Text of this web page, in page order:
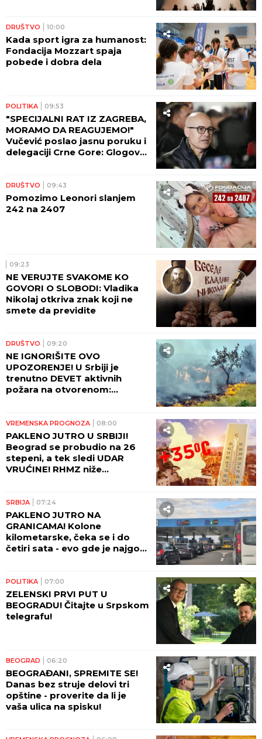
DRUŠTVO 10:00
Kada sport igra za humanost:
Fondacija Mozzart spaja
pobede i dobra dela
POLITIKA 09:53
"SPECIJALNI RAT IZ ZAGREBA,
MORAMO DA REAGUJEMO!"
Vučević poslao jasnu poruku i
delegaciji Crne Gore: Glogov
DRUŠTVO 09:43
Pomozimo Leonori slanjem
242 na 2407
09:23
NE VERUJTE SVAKOME KO
GOVORI O SLOBODI: Vladika
Nikolaj otkriva znak koji ne
smete da previdite
DRUŠTVO 09:20
NE IGNORIŠITE OVO
UPOZORENJE! U Srbiji je
trenutno DEVET aktivnih
požara na otvorenom:
VREMENSKA PROGNOZA 08:00
PAKLENO JUTRO U SRBIJI!
Beograd se probudio na 26
stepeni, a tek sledi UDAR
VRUĆINE! RHMZ niže
SRBIJA 07:24
PAKLENO JUTRO NA
GRANICAMA! Kolone
kilometarske, čeka se i do
četiri sata - evo gde je najgora
POLITIKA 07:00
ZELENSKI PRVI PUT U
BEOGRADU! Čitajte u Srpskom
telegrafu!
BEOGRAD 06:20
BEOGRAĐANI, SPREMITE SE!
Danas bez struje delovi tri
opštine - proverite da li je
vaša ulica na spisku!